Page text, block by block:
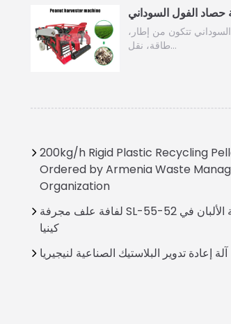
حصاد الفول السوداني
تتكون من إطار،
طاقة، نقل…
200kg/h Rigid Plastic Recycling
Ordered by Armenia Waste
Organization
لفافة علف مجرفة SL-55-52 للحيازة في مزرعة الألبان في
كينيا
آلة إعادة تدوير البلاستيك الصناعية لنيجيريا